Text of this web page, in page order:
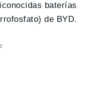
baterías
de BYD.